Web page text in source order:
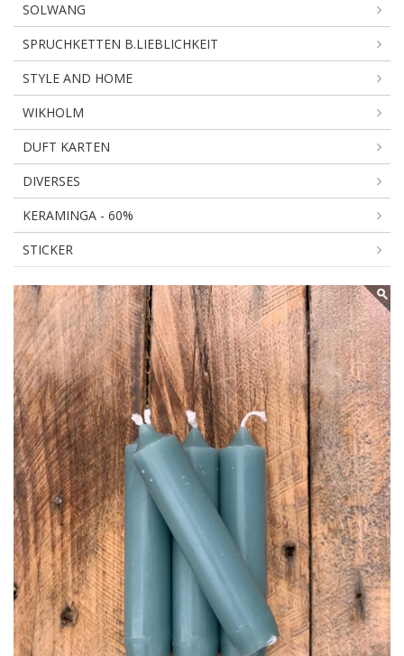
SOLWANG
SPRUCHKETTEN B.LIEBLICHKEIT
STYLE AND HOME
WIKHOLM
DUFT KARTEN
DIVERSES
KERAMINGA - 60%
STICKER